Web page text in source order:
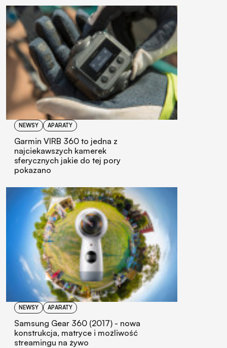
NEWSY APARATY
Garmin VIRB 360 to jedna z
najciekawszych kamerek
sferycznych jakie do tej pory
pokazano
NEWSY APARATY
Samsung Gear 360 (2017) - nowa
konstrukcja, matryce i możliwość
streamingu na żywo